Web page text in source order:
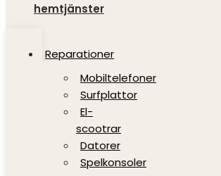
hemtjänster
Reparationer
Mobiltelefoner
Surfplattor
El-
scootrar
Datorer
Spelkonsoler